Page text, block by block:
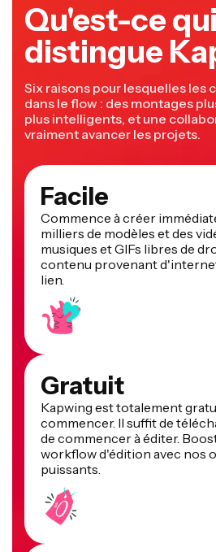
Qu'est-ce qui
distingue
Six raisons pour lesquelles les
dans le flow : des montages
plus intelligents, et une
vraiment avancer les projets.
Facile
Commence à créer
milliers de modèles et des
musiques et GIFs libres de
contenu provenant
lien.
Gratuit
Kapwing est totalement
commencer. Il suffit de
de commencer à éditer.
workflow d'édition avec nos
puissants.